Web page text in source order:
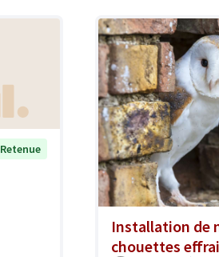
Retenue
Installation de
chouettes